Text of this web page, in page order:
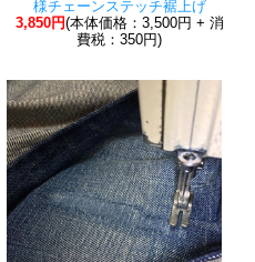
様チェーンステッチ裾上げ
3,850円(本体価格：3,500円 + 消
費税：350円)